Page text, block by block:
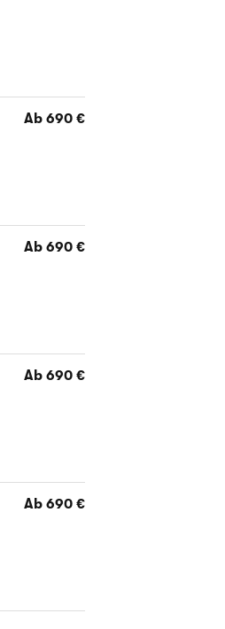
Ab 690 €
Ab 690 €
Ab 690 €
Ab 690 €